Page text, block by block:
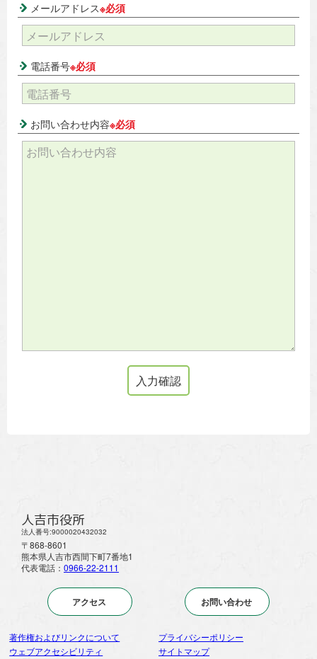
メールアドレス※必須
電話番号※必須
お問い合わせ内容※必須
人吉市役所
法人番号:9000020432032
〒868-8601
熊本県人吉市西間下町7番地1
代表電話： 0966-22-2111
アクセス お問い合わせ
著作権およびリンクについて
プライバシーポリシー
ウェブアクセシビリティ
サイトマップ